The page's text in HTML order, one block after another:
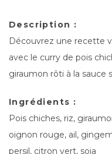
Description :
Découvrez une recette
avec le curry de pois
giraumon rôti à la sauce
Ingrédients :
Pois chiches, riz,
oignon rouge, ail,
persil, citron vert, soja